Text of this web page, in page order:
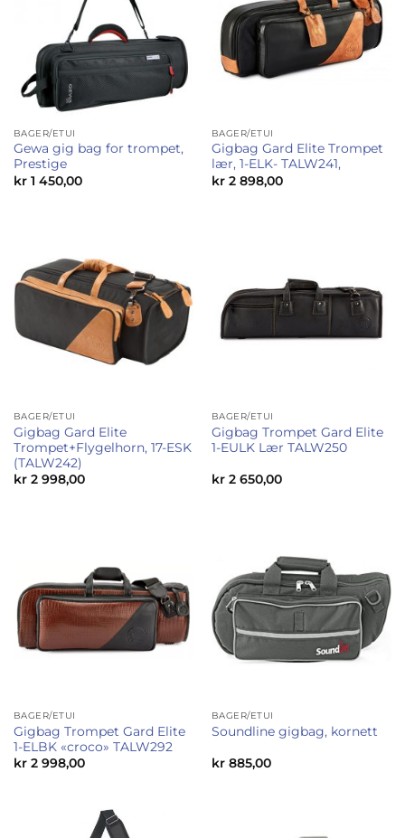
BAGER/ETUI
Gewa gig bag for trompet,
Prestige
kr1 450,00
BAGER/ETUI
Gigbag Gard Elite Trompet
lær, 1-ELK- TALW241,
kr2 898,00
BAGER/ETUI
Gigbag Gard Elite
Trompet+Flygelhorn, 17-ESK
(TALW242)
kr2 998,00
BAGER/ETUI
Gigbag Trompet Gard Elite
1-EULK Lær TALW250
kr2 650,00
BAGER/ETUI
Gigbag Trompet Gard Elite
1-ELBK «croco» TALW292
kr2 998,00
BAGER/ETUI
Soundline gigbag, kornett
kr885,00